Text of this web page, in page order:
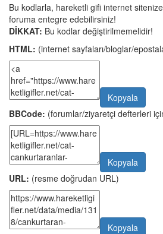
Bu kodlarla, hareketli gifi internet
foruma entegre edebilirsiniz!
DİKKAT: Bu kodlar değiştirilmemelidir!
HTML: (internet sayfaları/bloglar/
Kopyala
BBCode: (forumlar/ziyaretçi defterleri
Kopyala
URL: (resme doğrudan URL)
Kopyala